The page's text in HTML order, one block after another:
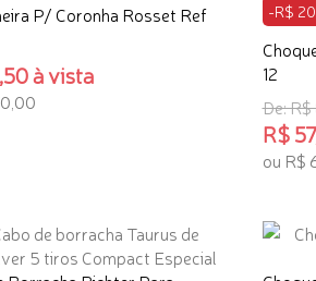
P/ Coronha Rosset Ref
à vista
-R$
12
De:
R$
ou R$